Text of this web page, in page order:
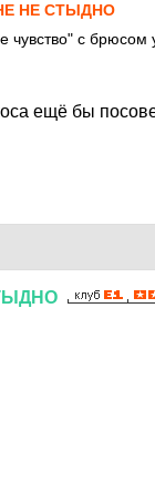
НЕ СТЫДНО
чувство" с
ещё бы